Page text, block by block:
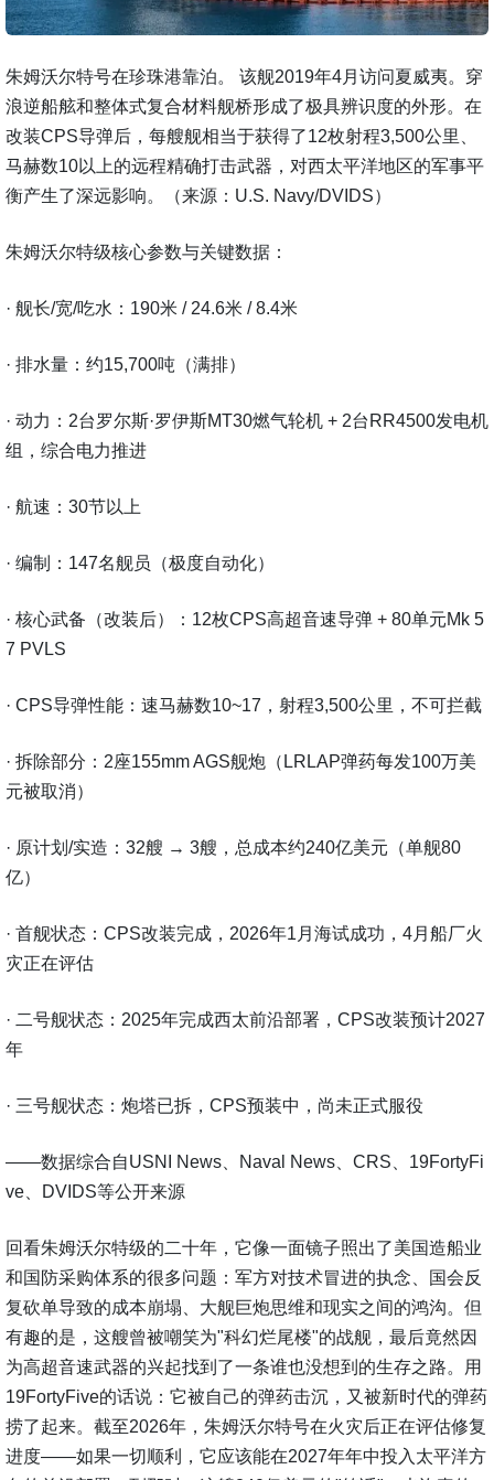
朱姆沃尔特号在珍珠港靠泊。 该舰2019年4月访问夏威夷。穿
浪逆船舷和整体式复合材料舰桥形成了极具辨识度的外形。在
改装CPS导弹后，每艘舰相当于获得了12枚射程3,500公里、
马赫数10以上的远程精确打击武器，对西太平洋地区的军事平
衡产生了深远影响。（来源：U.S. Navy/DVIDS）
朱姆沃尔特级核心参数与关键数据：
· 舰长/宽/吃水：190米 / 24.6米 / 8.4米
· 排水量：约15,700吨（满排）
· 动力：2台罗尔斯·罗伊斯MT30燃气轮机 + 2台RR4500发电机
组，综合电力推进
· 航速：30节以上
· 编制：147名舰员（极度自动化）
· 核心武备（改装后）：12枚CPS高超音速导弹 + 80单元Mk 5
7 PVLS
· CPS导弹性能：速马赫数10~17，射程3,500公里，不可拦截
· 拆除部分：2座155mm AGS舰炮（LRLAP弹药每发100万美
元被取消）
· 原计划/实造：32艘 → 3艘，总成本约240亿美元（单舰80
亿）
· 首舰状态：CPS改装完成，2026年1月海试成功，4月船厂火
灾正在评估
· 二号舰状态：2025年完成西太前沿部署，CPS改装预计2027
年
· 三号舰状态：炮塔已拆，CPS预装中，尚未正式服役
——数据综合自USNI News、Naval News、CRS、19FortyFi
ve、DVIDS等公开来源
回看朱姆沃尔特级的二十年，它像一面镜子照出了美国造船业
和国防采购体系的很多问题：军方对技术冒进的执念、国会反
复砍单导致的成本崩塌、大舰巨炮思维和现实之间的鸿沟。但
有趣的是，这艘曾被嘲笑为"科幻烂尾楼"的战舰，最后竟然因
为高超音速武器的兴起找到了一条谁也没想到的生存之路。用
19FortyFive的话说：它被自己的弹药击沉，又被新时代的弹药
捞了起来。截至2026年，朱姆沃尔特号在火灾后正在评估修复
进度——如果一切顺利，它应该能在2027年年中投入太平洋方